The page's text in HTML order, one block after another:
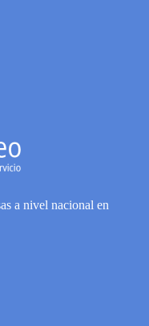
a nivel nacional en